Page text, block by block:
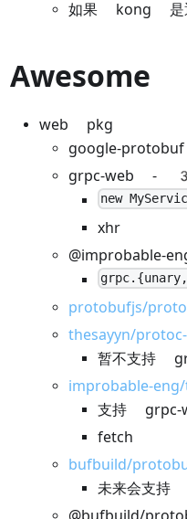
如果 kong 是
Awesome
web pkg
google-
grpc-web -
new
xhr
protobufjs/
thesayyn/
暂不支持
improbable-
支持 grpc-
fetch
bufbuild/
未来会支持